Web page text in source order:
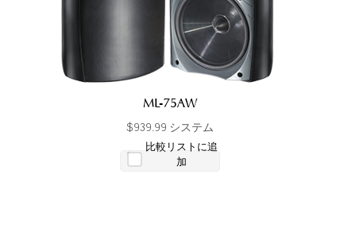
ML-75AW
$939.99 システム
比較リストに追
加